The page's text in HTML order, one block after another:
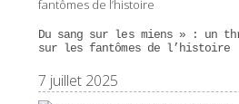
Du sang sur les miens » : un
sur les fantômes de l’histoire
7 juillet 2025